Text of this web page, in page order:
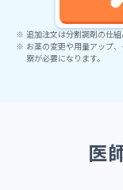
追加注文は分割調剤の仕組
お薬の変更や用量アップ
察が必要になります。
医